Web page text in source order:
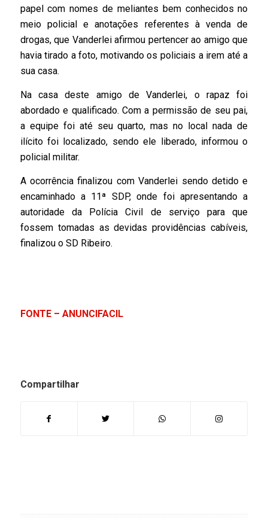
papel com nomes de meliantes bem conhecidos no
meio policial e anotações referentes à venda de
drogas, que Vanderlei afirmou pertencer ao amigo que
havia tirado a foto, motivando os policiais a irem até a
sua casa.
Na casa deste amigo de Vanderlei, o rapaz foi
abordado e qualificado. Com a permissão de seu pai,
a equipe foi até seu quarto, mas no local nada de
ilícito foi localizado, sendo ele liberado, informou o
policial militar.
A ocorrência finalizou com Vanderlei sendo detido e
encaminhado a 11ª SDP, onde foi apresentando a
autoridade da Polícia Civil de serviço para que
fossem tomadas as devidas providências cabíveis,
finalizou o SD Ribeiro.
FONTE – ANUNCIFACIL
Compartilhar